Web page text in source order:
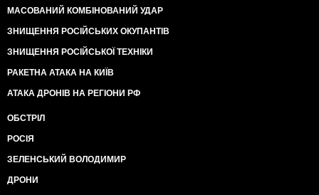
МАСОВАНИЙ КОМБІНОВАНИЙ УДАР
ЗНИЩЕННЯ РОСІЙСЬКИХ ОКУПАНТІВ
ЗНИЩЕННЯ РОСІЙСЬКОЇ ТЕХНІКИ
РАКЕТНА АТАКА НА КИЇВ
АТАКА ДРОНІВ НА РЕГІОНИ РФ
ОБСТРІЛ
РОСІЯ
ЗЕЛЕНСЬКИЙ ВОЛОДИМИР
ДРОНИ